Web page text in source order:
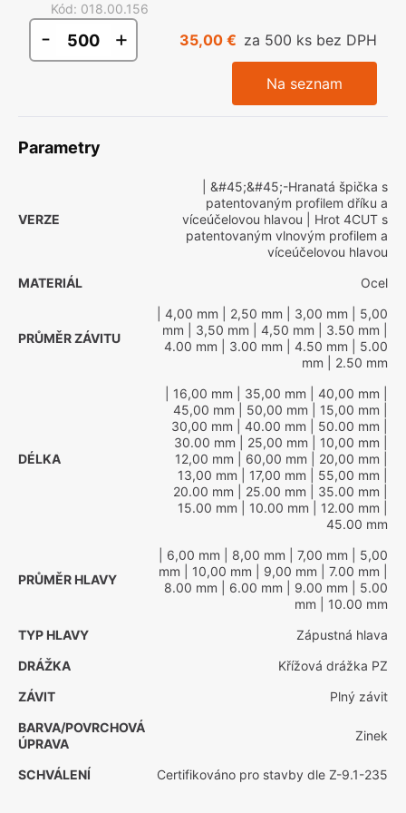
Kód: 018.00.156
- + 35,00 € za 500 ks bez DPH
Na seznam
Parametry
VERZE
| &#45;&#45;-Hranatá špička s
patentovaným profilem dříku a
víceúčelovou hlavou | Hrot 4CUT s
patentovaným vlnovým profilem a
víceúčelovou hlavou
MATERIÁL
Ocel
PRŮMĚR ZÁVITU
| 4,00 mm | 2,50 mm | 3,00 mm | 5,00
mm | 3,50 mm | 4,50 mm | 3.50 mm
4.00 mm | 3.00 mm | 4.50 mm | 5.00
mm | 2.50 mm
DÉLKA
| 16,00 mm | 35,00 mm | 40,00 mm
45,00 mm | 50,00 mm | 15,00 mm
30,00 mm | 40.00 mm | 50.00 mm
30.00 mm | 25,00 mm | 10,00 mm
12,00 mm | 60,00 mm | 20,00 mm
13,00 mm | 17,00 mm | 55,00 mm
20.00 mm | 25.00 mm | 35.00 mm
15.00 mm | 10.00 mm | 12.00 mm
45.00 mm
PRŮMĚR HLAVY
| 6,00 mm | 8,00 mm | 7,00 mm | 5,00
mm | 10,00 mm | 9,00 mm | 7.00 mm
8.00 mm | 6.00 mm | 9.00 mm | 5.00
mm | 10.00 mm
TYP HLAVY
Zápustná hlava
DRÁŽKA
Křížová drážka PZ
ZÁVIT
Plný závit
BARVA/POVRCHOVÁ
ÚPRAVA
Zinek
SCHVÁLENÍ Certifikováno pro stavby dle Z-9.1-235